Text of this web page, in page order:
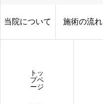
当院について 施術の流れ
トッ
プペ
ージ